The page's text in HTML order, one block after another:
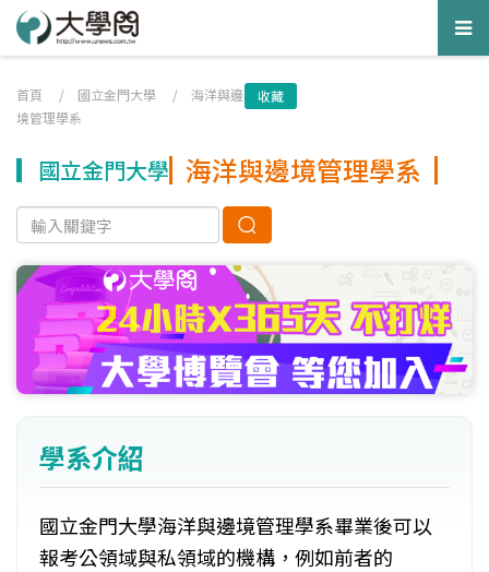
首頁 / 國立金門大學 / 海洋與邊
境管理學系
收藏
國立金門大學 海洋與邊境管理學系
學系介紹
國立金門大學海洋與邊境管理學系畢業後可以
報考公領域與私領域的機構，例如前者的